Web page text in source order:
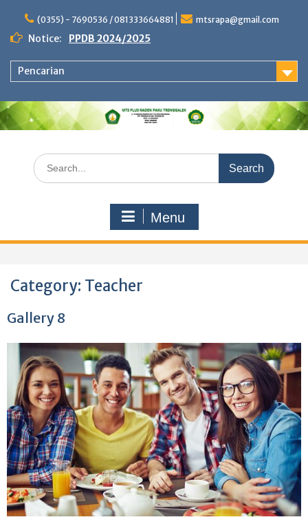
content
(0355) - 7690536 / 081333664881 mtsrapa@gmail.com
Notice: PPDB 2024/2025
Pencarian
Search
for:
Menu
Category: Teacher
Gallery 8